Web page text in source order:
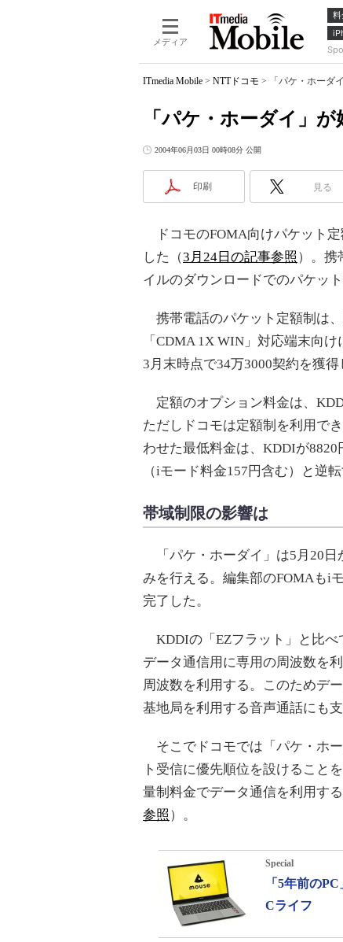
メディア
料
ITmedia Mobile > NTTドコモ > 「パケ・ホー
「パケ・ホーダイ」
2004年06月03日 00時08分 公開
印刷 見る
ドコモのFOMA向けパケット定
した（3月24日の記事参照 ）。携
イルのダウンロードでのパケッ
携帯電話のパケット定額制は
「CDMA 1X WIN」対応端末向
3月末時点で34万3000契約を獲得
定額のオプション料金は、
ただしドコモは定額制を利用で
わせた最低料金は、KDDIが8820
（iモード料金157円含む）と逆転
帯域制限の影響は
「パケ・ホーダイ」は5月20日
みを行える。編集部のFOMAもi
完了した。
KDDIの「EZフラット」と比べ
データ通信用に専用の周波数を
周波数を利用する。このためデ
基地局を利用する音声通話にも
そこでドコモでは「パケ・ホ
ト受信に優先順位を設けること
量制料金でデータ通信を利用す
参照 ）。
Special
「5年前の
Cライフ